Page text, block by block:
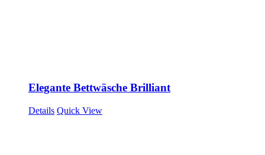
Elegante Bettwäsche Brilliant
Details Quick View